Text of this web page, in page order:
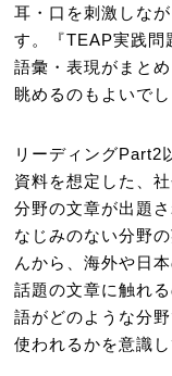
耳・口を刺激しな
す。『TEAP実践問
語彙・表現がまと
眺めるのもよいでし
リーディングPart2
資料を想定した、
分野の文章が出題
なじみのない分野
んから、海外や日
話題の文章に触れ
語がどのような分
使われるかを意識